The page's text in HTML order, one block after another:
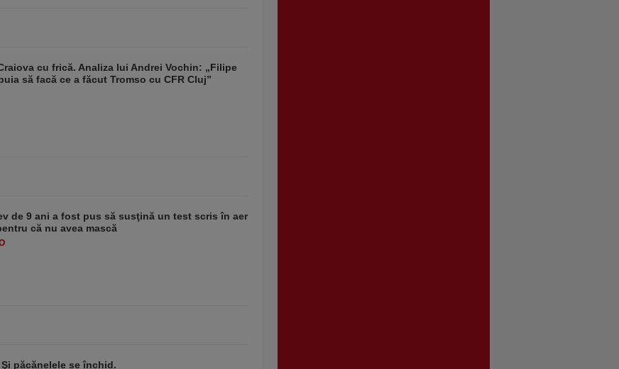
cu frică. Analiza lui Andrei Vochin: „Filipe
să facă ce a făcut Tromso cu CFR Cluj”
de 9 ani a fost pus să susţină un test scris în aer
că nu avea mască
păcănelele se închid.